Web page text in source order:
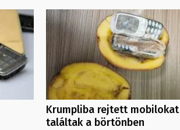
Krumpliba rejtett mobilokat
találtak a börtönben